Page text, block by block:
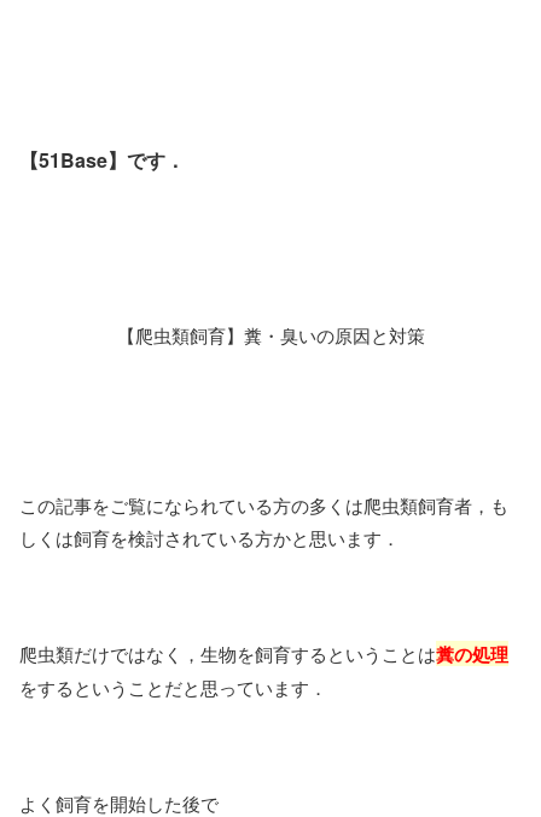
【51Base】です．
【爬虫類飼育】糞・臭いの原因と対策
この記事をご覧になられている方の多くは爬虫類飼育者，も
しくは飼育を検討されている方かと思います．
爬虫類だけではなく，生物を飼育するということは糞の処理
をするということだと思っています．
よく飼育を開始した後で